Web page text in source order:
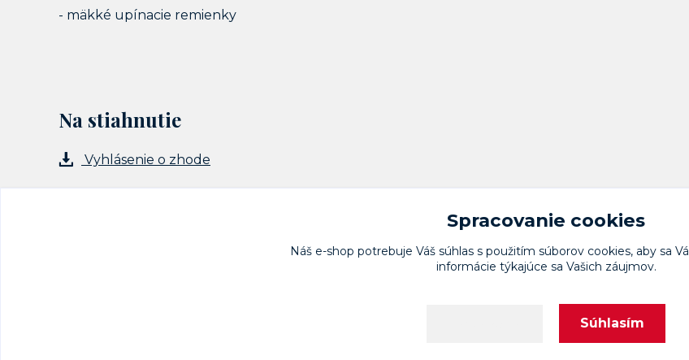
- mäkké upínacie remienky
Na stiahnutie
Vyhlásenie o zhode
Spracovanie cookies
Náš e-shop potrebuje Váš súhlas s použitím súborov cookies, aby sa
informácie týkajúce sa Vašich záujmov.
Súhlasím